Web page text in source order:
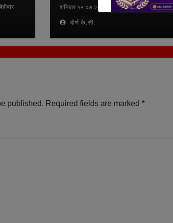
शनिबार १५:०७ २३ जेष्ठ २०८३, शनिबार १५:०७
दोर्ण के.सी.
published. Required fields are marked *